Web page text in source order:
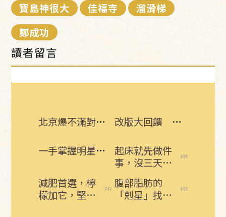
寶島神很大
佳福寺
溜滑梯
鄭成功
讀者留言
北京爆不滿對台軍售 美國防官員訪中受阻 改版大回饋 熱門3C大獎接力送
一手掌握明星動態 即刻下載娛樂星聞APP
起床就先做件
事，沒三天小
腹就不見了!
肚子一天天變
小！
減肥首選，檸
檬加它，堅持
腹部脂肪的
「剋星」找到